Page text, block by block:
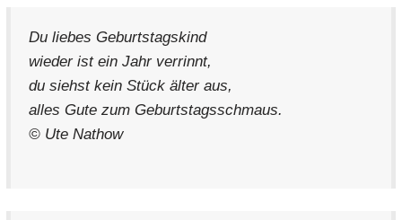
Du liebes Geburtstagskind
wieder ist ein Jahr verrinnt,
du siehst kein Stück älter aus,
alles Gute zum Geburtstagsschmaus.
© Ute Nathow